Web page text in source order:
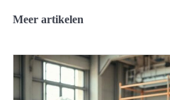
Meer artikelen